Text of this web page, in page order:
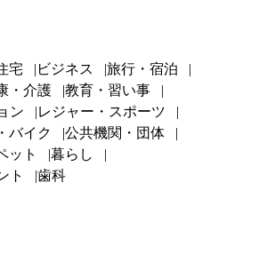
宅 ビジネス
旅行・宿泊
・介護
教育・習い事
ン
レジャー・スポーツ
バイク
公共機関・団体
ット
暮らし
ト
歯科